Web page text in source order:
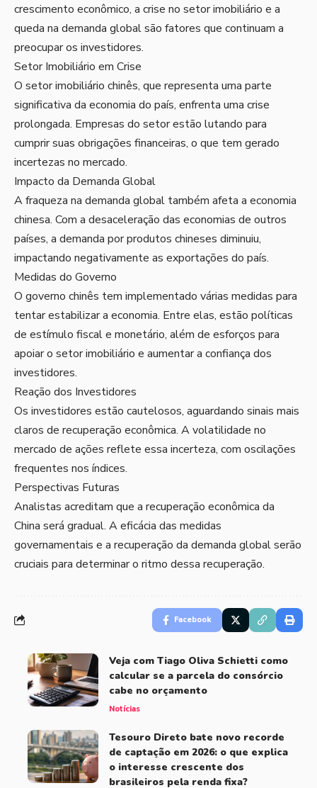
crescimento econômico, a crise no setor imobiliário e a
queda na demanda global são fatores que continuam a
preocupar os investidores.
Setor Imobiliário em Crise
O setor imobiliário chinês, que representa uma parte
significativa da economia do país, enfrenta uma crise
prolongada. Empresas do setor estão lutando para
cumprir suas obrigações financeiras, o que tem gerado
incertezas no mercado.
Impacto da Demanda Global
A fraqueza na demanda global também afeta a economia
chinesa. Com a desaceleração das economias de outros
países, a demanda por produtos chineses diminuiu,
impactando negativamente as exportações do país.
Medidas do Governo
O governo chinês tem implementado várias medidas para
tentar estabilizar a economia. Entre elas, estão políticas
de estímulo fiscal e monetário, além de esforços para
apoiar o setor imobiliário e aumentar a confiança dos
investidores.
Reação dos Investidores
Os investidores estão cautelosos, aguardando sinais mais
claros de recuperação econômica. A volatilidade no
mercado de ações reflete essa incerteza, com oscilações
frequentes nos índices.
Perspectivas Futuras
Analistas acreditam que a recuperação econômica da
China será gradual. A eficácia das medidas
governamentais e a recuperação da demanda global serão
cruciais para determinar o ritmo dessa recuperação.
Facebook
Veja com Tiago Oliva Schietti como
calcular se a parcela do consórcio
cabe no orçamento
Notícias
Tesouro Direto bate novo recorde
de captação em 2026: o que explica
o interesse crescente dos
brasileiros pela renda fixa?